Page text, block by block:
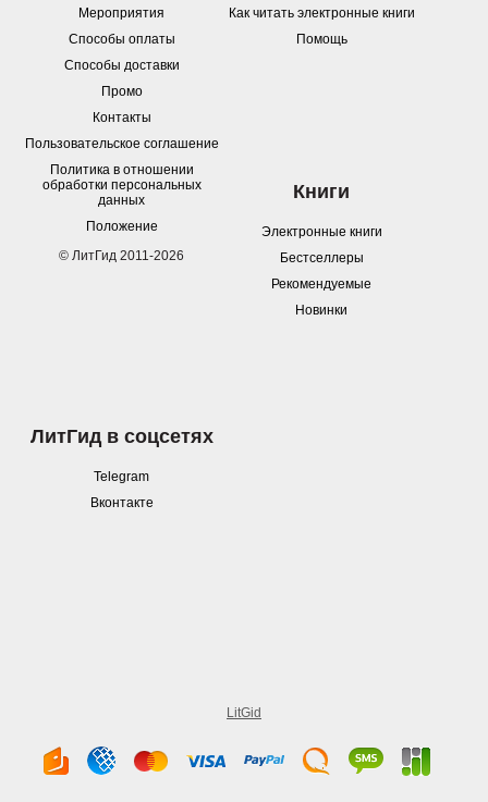
Мероприятия
Способы оплаты
Способы доставки
Промо
Контакты
Пользовательское соглашение
Политика в отношении
обработки персональных
данных
Положение
© ЛитГид 2011-2026
Как читать электронные книги
Помощь
Книги
Электронные книги
Бестселлеры
Рекомендуемые
Новинки
ЛитГид в соцсетях
Telegram
Вконтакте
LitGid